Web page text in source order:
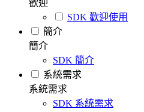
歡迎
SDK 歡迎使用
簡介
簡介
SDK 簡介
系統需求
系統需求
SDK 系統需求